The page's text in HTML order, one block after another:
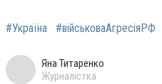
#Україна #військоваАгресіяРФ
Яна Титаренко
Журналістка